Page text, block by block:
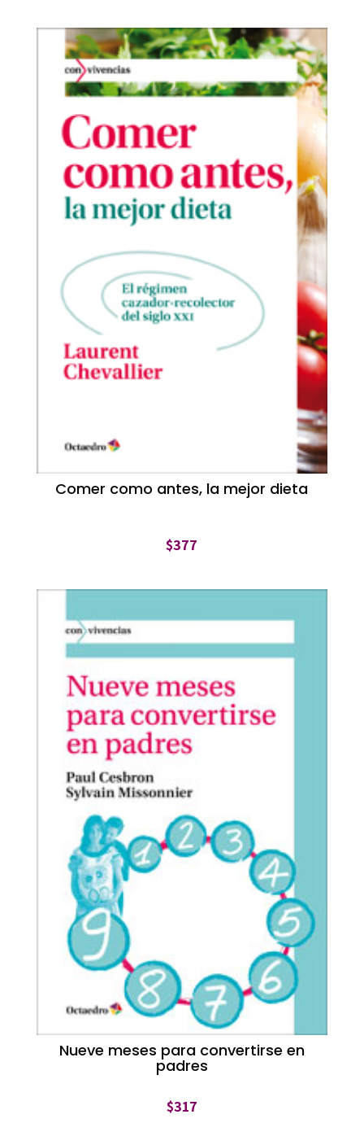
Comer como antes, la mejor dieta
$377
Nueve meses para convertirse en
padres
$317